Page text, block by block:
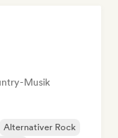
Musik
Alternativer Rock